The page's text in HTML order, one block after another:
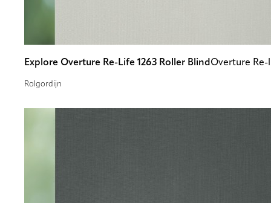
Explore Overture Re-Life 1263 Roller Blind Overture Re-
Rolgordijn